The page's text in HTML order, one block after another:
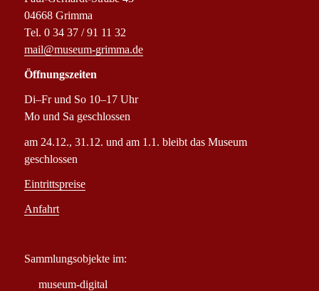
04668 Grimma
Tel. 0 34 37 / 91 11 32
mail@museum-grimma.de
Öffnungszeiten
Di–Fr und So 10–17 Uhr
Mo und Sa geschlossen
am 24.12., 31.12. und am 1.1. bleibt das Museum
geschlossen
Eintrittspreise
Anfahrt
Sammlungsobjekte im:
museum-digital